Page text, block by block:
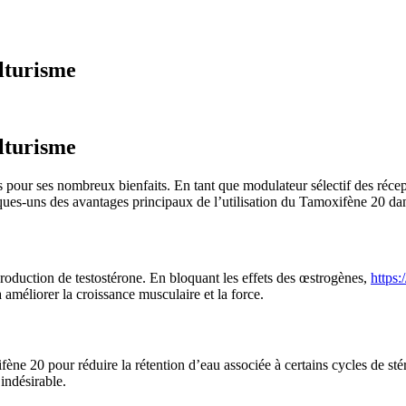
ses nombreux bienfaits. En tant que modulateur sélectif des
uns des avantages principaux de l’utilisation du Tamoxifène 20
de testostérone. En bloquant les effets des œstrogènes,
la croissance musculaire et la force.
20 pour réduire la rétention d’eau associée à certains cycles de